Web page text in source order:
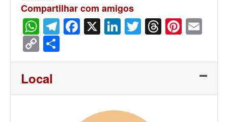
Compartilhar com amigos
WhatsApp
Telegram
Facebook
X LinkedIn
Twitter
Threads
Copy
Link
Local